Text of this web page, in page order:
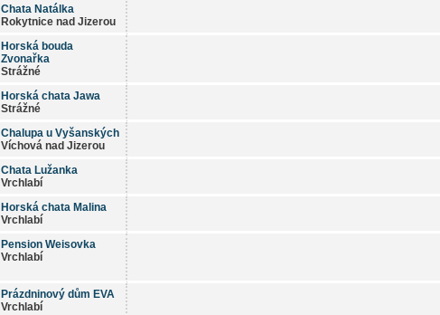
Chata Natálka
Rokytnice nad Jizerou
Horská bouda
Zvonařka
Strážné
Horská chata Jawa
Strážné
Chalupa u Vyšanských
Víchová nad Jizerou
Chata Lužanka
Vrchlabí
Horská chata Malina
Vrchlabí
Pension Weisovka
Vrchlabí
Prázdninový dům EVA
Vrchlabí